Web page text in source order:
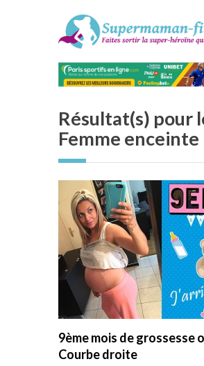
Résultat(s) pour
Femme enceinte
9ème mois de grossesse
Courbe droite